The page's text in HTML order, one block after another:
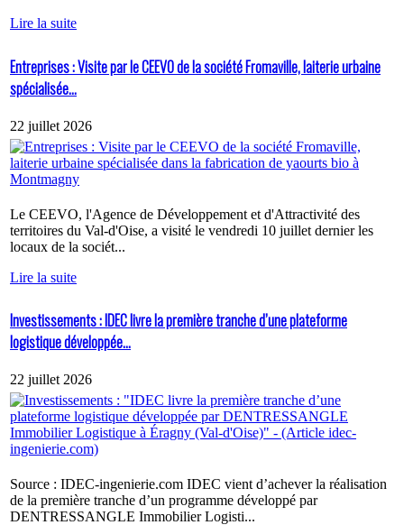
Lire la suite
Entreprises : Visite par le CEEVO de la société Fromaville, laiterie urbaine
spécialisée...
22 juillet 2026
Le CEEVO, l'Agence de Développement et d'Attractivité des
territoires du Val-d'Oise, a visité le vendredi 10 juillet dernier les
locaux de la sociét...
Lire la suite
Investissements : IDEC livre la première tranche d’une plateforme
logistique développée...
22 juillet 2026
Source : IDEC-ingenierie.com IDEC vient d’achever la réalisation
de la première tranche d’un programme développé par
DENTRESSANGLE Immobilier Logisti...